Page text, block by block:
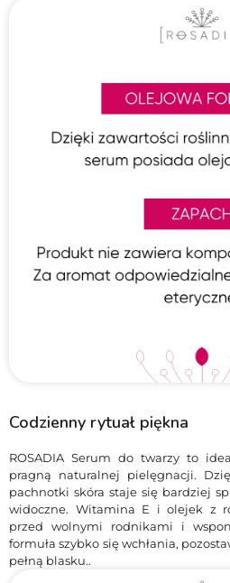
Codzienny rytuał piękna
ROSADIA Serum do twarzy to
pragną naturalnej pielęgnacji.
pachnotki skóra staje się bardziej
widoczne. Witamina E i olejek z
przed wolnymi rodnikami i
formuła szybko się wchłania,
pełną blasku..